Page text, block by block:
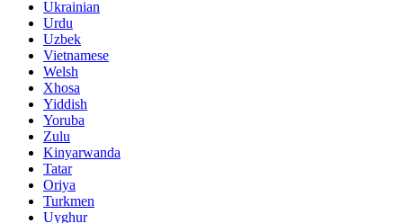
Ukrainian
Urdu
Uzbek
Vietnamese
Welsh
Xhosa
Yiddish
Yoruba
Zulu
Kinyarwanda
Tatar
Oriya
Turkmen
Uyghur